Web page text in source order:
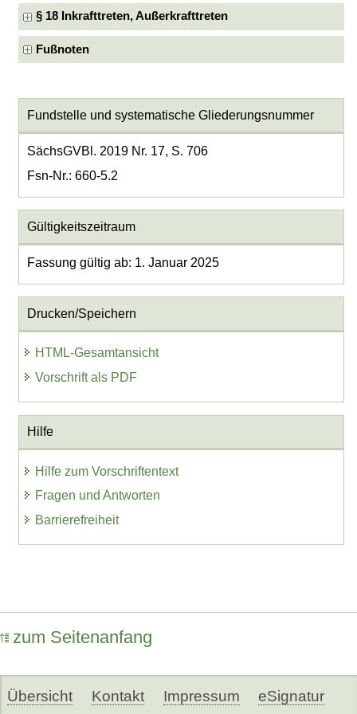
§ 18 Inkrafttreten, Außerkrafttreten
Fußnoten
Fundstelle und systematische Gliederungsnummer
SächsGVBl. 2019 Nr. 17, S. 706
Fsn-Nr.: 660-5.2
Gültigkeitszeitraum
Fassung gültig ab: 1. Januar 2025
Drucken/Speichern
HTML-Gesamtansicht
Vorschrift als PDF
Hilfe
Hilfe zum Vorschriftentext
Fragen und Antworten
Barrierefreiheit
zum Seitenanfang
Übersicht Kontakt Impressum eSignatur